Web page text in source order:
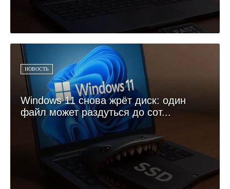
НОВОСТЬ
Windows 11 снова жрёт диск: один
файл может раздуться до сот...